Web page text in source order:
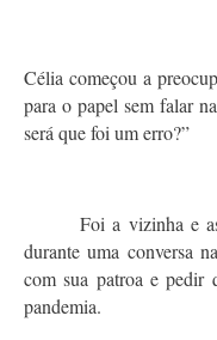
Célia começou a
para o papel sem falar
será que foi um erro?”
Foi a vizinha e
durante uma conversa
com sua patroa e pedir
pandemia.